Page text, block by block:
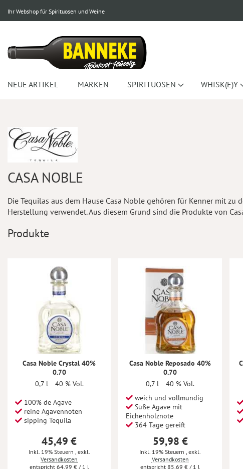
Ihr Webshop für Spirituosen und Weine
NEUE ARTIKEL MARKEN SPIRITUOSEN WHISK(E)Y
CASA NOBLE
Die Tequilas aus dem Hause Casa Noble gehören für Kenner mit
Herstellung verwendet. Aus diesem Grund sind die Produkte von
Produkte
Casa Noble Crystal 40%
0.70
0,7 l
40 % Vol.
100% de Agave
reine Agavennoten
sipping Tequila
45,49 €
Inkl. 19% Steuern exkl.
Versandkosten
64,99 € / 1 l
Casa Noble Reposado 40%
0.70
0,7 l
40 % Vol.
weich und vollmundig
Süße Agave mit
Eichenholznote
364 Tage gereift
59,98 €
Inkl. 19% Steuern
exkl.
Versandkosten
85,69 € / 1 l